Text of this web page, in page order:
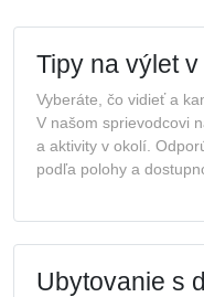
Tipy na výlet
Vyberáte, čo vidieť a
V našom sprievodcovi
a aktivity v okolí.
podľa polohy a
Ubytovanie s